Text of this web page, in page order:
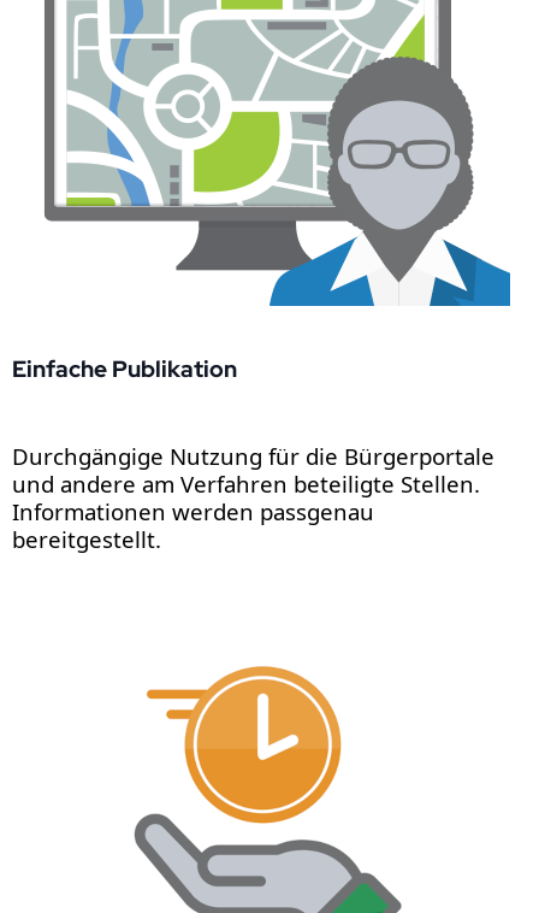
Einfache Publikation
Durchgängige Nutzung für die Bürgerportale
und andere am Verfahren beteiligte Stellen.
Informationen werden passgenau
bereitgestellt.